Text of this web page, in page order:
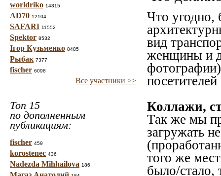
worldriko 14815
AD70 12104
SAFARI 11552
Spektor 8532
Ігор Кузьменко 8485
Рыбак 7377
fischer 6098
Все участники >>
Топ 15
по дополненным
публикациям:
fischer 459
korostenec 436
Nadezda Mihhailova 186
Что угодно,
вид
женщины и
Коллажи,
Так же мы
загружать
того же
было/стало,